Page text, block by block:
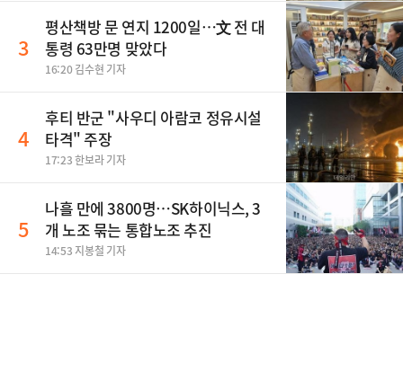
3
평산책방 문 연지 1200일…文 전 대
통령 63만명 맞았다
16:20 김수현 기자
4
후티 반군 "사우디 아람코 정유시설
타격" 주장
17:23 한보라 기자
5
나흘 만에 3800명…SK하이닉스, 3
개 노조 묶는 통합노조 추진
14:53 지봉철 기자